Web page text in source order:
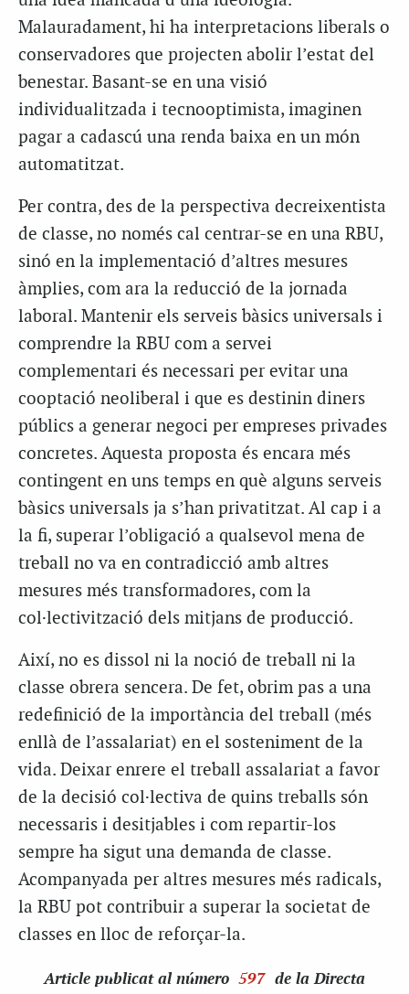
Malauradament, hi ha interpretacions liberals o
conservadores que projecten abolir l’estat del
benestar. Basant-se en una visió
individualitzada i tecnooptimista, imaginen
pagar a cadascú una renda baixa en un món
automatitzat.
Per contra, des de la perspectiva decreixentista
de classe, no només cal centrar-se en una RBU,
sinó en la implementació d’altres mesures
àmplies, com ara la reducció de la jornada
laboral. Mantenir els serveis bàsics universals i
comprendre la RBU com a servei
complementari és necessari per evitar una
cooptació neoliberal i que es destinin diners
públics a generar negoci per empreses privades
concretes. Aquesta proposta és encara més
contingent en uns temps en què alguns serveis
bàsics universals ja s’han privatitzat. Al cap i a
la fi, superar l’obligació a qualsevol mena de
treball no va en contradicció amb altres
mesures més transformadores, com la
col·lectivització dels mitjans de producció.
Així, no es dissol ni la noció de treball ni la
classe obrera sencera. De fet, obrim pas a una
redefinició de la importància del treball (més
enllà de l’assalariat) en el sosteniment de la
vida. Deixar enrere el treball assalariat a favor
de la decisió col·lectiva de quins treballs són
necessaris i desitjables i com repartir-los
sempre ha sigut una demanda de classe.
Acompanyada per altres mesures més radicals,
la RBU pot contribuir a superar la societat de
classes en lloc de reforçar-la.
Article publicat al número 597 de la Directa